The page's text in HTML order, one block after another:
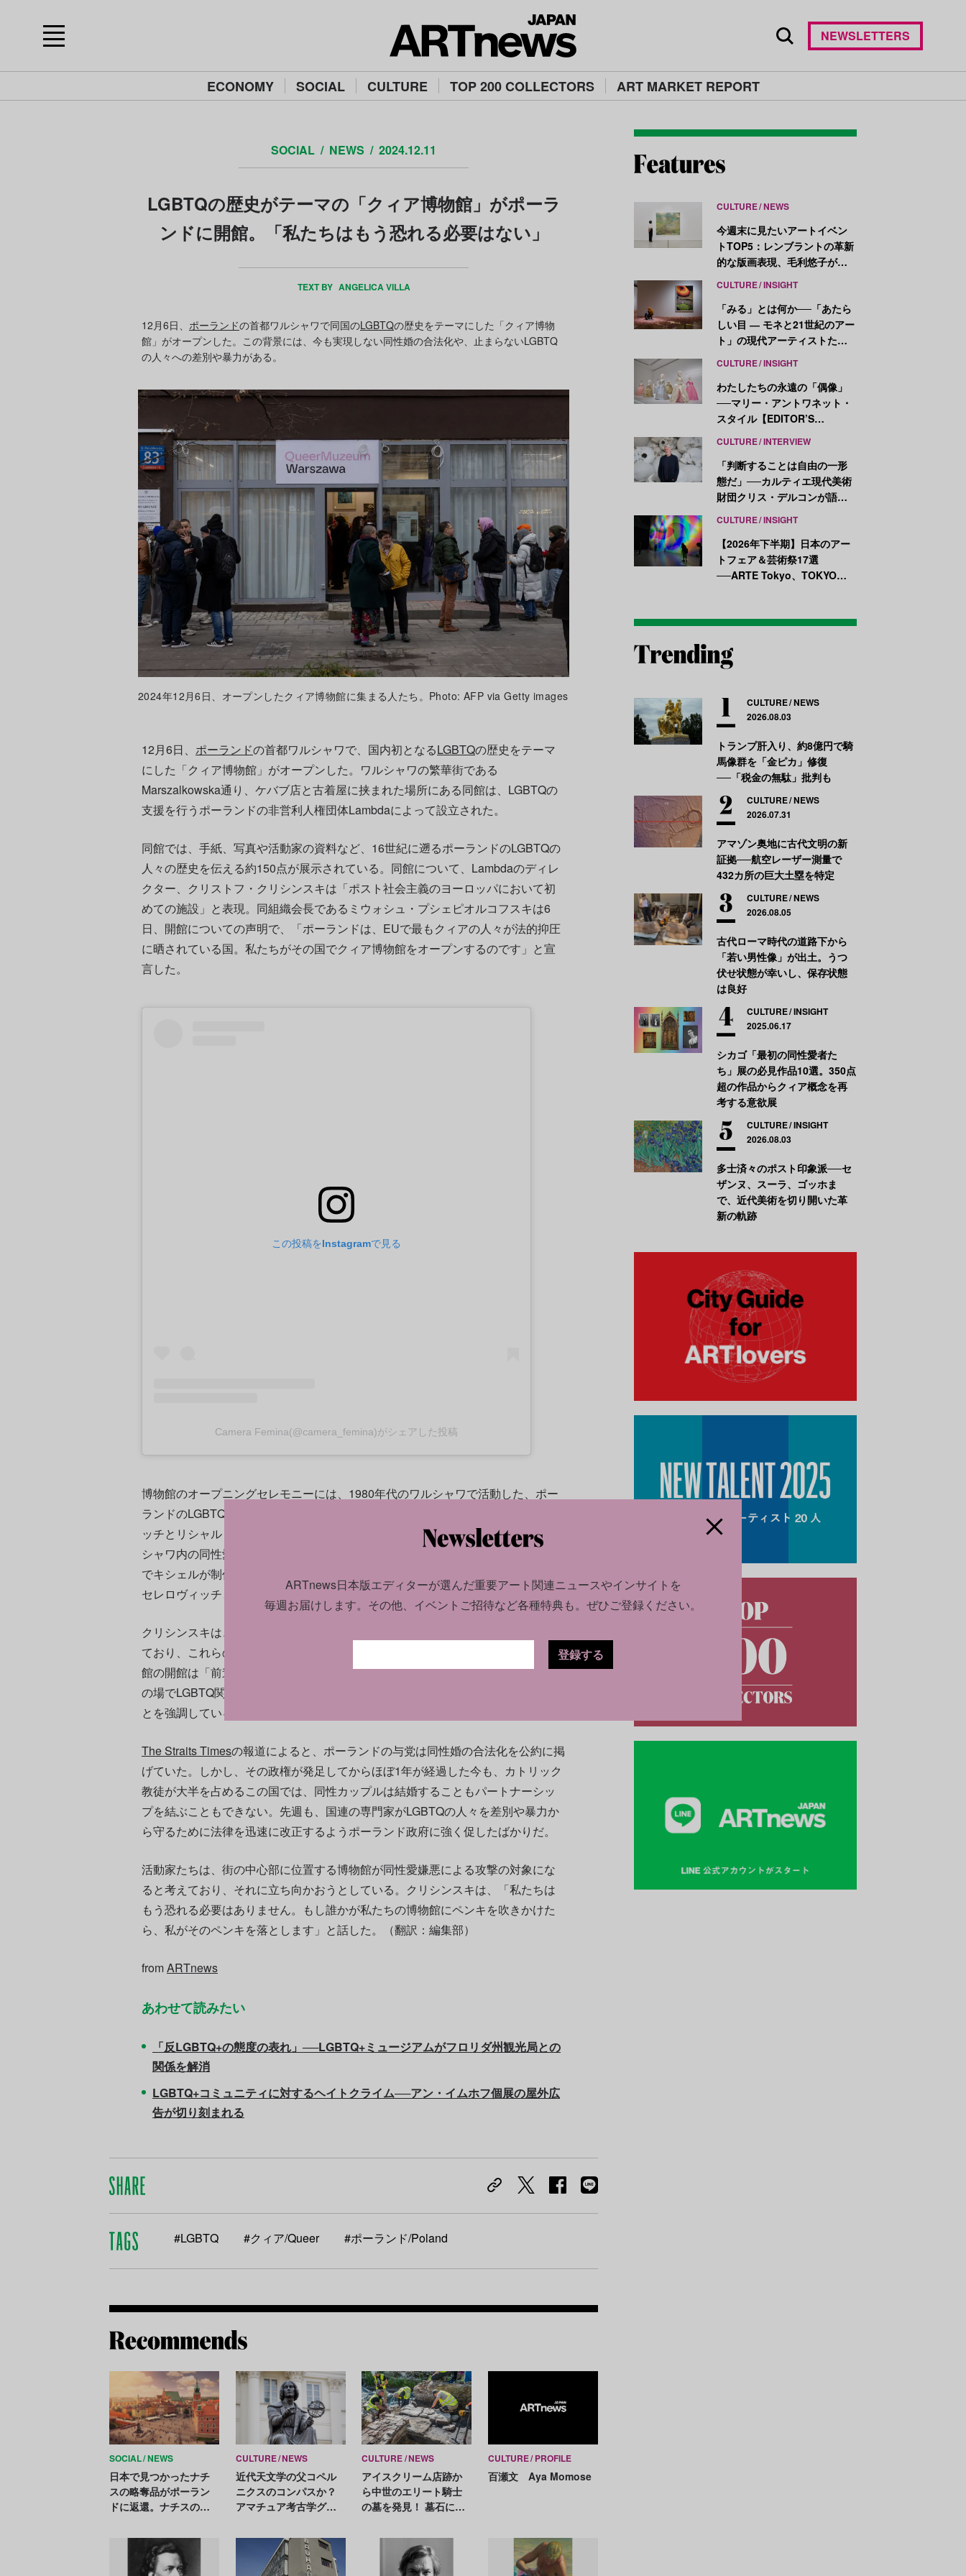
ECONOMY SOCIAL CULTURE TOP 200 COLLECTORS ART MARKET REPORT
NEWSLETTERS
SOCIAL NEWS 2024.12.11
LGBTQの歴史がテーマの「クィア博物館」がポーラ
ンドに開館。「私たちはもう恐れる必要はない」
TEXT BY ANGELICA VILLA
12月6日、 ポーランドの首都ワルシャワで同国のLGBTQの歴史をテーマにした「クィア博物
館」がオープンした。この背景には、今も実現しない同性婚の合法化や、止まらないLGBTQ
の人々への差別や暴力がある。
2024年12月6日、オープンしたクィア博物館に集まる人たち。Photo: AFP via Getty images
12月6日、 ポーランドの首都ワルシャワで、国内初となるLGBTQの歴史をテーマ
にした「クィア博物館」がオープンした。ワルシャワの繁華街である
Marszalkowska通り、ケバブ店と古着屋に挟まれた場所にある同館は、LGBTQの
支援を行うポーランドの非営利人権団体Lambdaによって設立された。
同館では、手紙、写真や活動家の資料など、16世紀に遡るポーランドのLGBTQの
人々の歴史を伝える約150点が展示されている。同館について、Lambdaのディレ
クター、クリストフ・クリシンスキは「ポスト社会主義のヨーロッパにおいて初
めての施設」と表現。同組織会長であるミウォシュ・プシェピオルコフスキは6
日、開館についての声明で、「ポーランドは、EUで最もクィアの人々が法的抑圧
に晒されている国。私たちがその国でクィア博物館をオープンするのです」と宣
言した。
この投稿をInstagramで見る
Camera Femina(@camera_femina)がシェアした投稿
博物館のオープニングセレモニーには、1980年代のワルシャワで活動した、ポー
ランドのLGBTQ活動家界の先駆者的存在である作家のアンドジェイ・セレロヴィ
ッチとリシャルト・キシェルが参加。80年代当時、ポーランドの治安当局はワル
シャワ内の同性愛者の男性の情報を調べ、行動を管理していた。今回、そんな中
でキシェルが制作・配布したセーフセックスのルールを書いたリーフレットと、
セレロヴィッチとパートナーの写真が寄贈された。
クリシンスキは、ポーランドのLGBTQ関連の資料の多くが未公開のまま破棄され
ており、これらの資料を保存することがいかに困難であったかを説明。そして同
館の開館は「前進」であると主張した。だが、同国のクィアの活動家たちは、公
の場でLGBTQ関連の資料を展示することに対して依然として法的な障害があるこ
とを強調している。
The Straits Timesの報道によると、ポーランドの与党は同性婚の合法化を公約に掲
げていた。しかし、その政権が発足してからほぼ1年が経過した今も、カトリック
教徒が大半を占めるこの国では、同性カップルは結婚することもパートナーシッ
プを結ぶこともできない。先週も、国連の専門家がLGBTQの人々を差別や暴力か
ら守るために法律を迅速に改正するようポーランド政府に強く促したばかりだ。
活動家たちは、街の中心部に位置する博物館が同性愛嫌悪による攻撃の対象にな
ると考えており、それに立ち向かおうとしている。クリシンスキは、「私たちは
もう恐れる必要はありません。もし誰かが私たちの博物館にペンキを吹きかけた
ら、私がそのペンキを落とします」と話した。（翻訳：編集部）
fromARTnews
あわせて読みたい
「反LGBTQ+の態度の表れ」──LGBTQ+ミュージアムがフロリダ州観光局との
関係を解消
LGBTQ+コミュニティに対するヘイトクライム──アン・イムホフ個展の屋外広
告が切り刻まれる
#LGBTQ #クィア/Queer #ポーランド/Poland
SOCIAL NEWS
日本で見つかったナチ
スの略奪品がポーラン
ドに返還。ナチスのリ
い16世紀の絵画《聖母
CULTURE NEWS
近代天文学の父コペル
ニクスのコンパスか？
アマチュア考古学グル
CULTURE NEWS
アイスクリーム店跡か
ら中世のエリート騎士
の墓を発見！ 墓石には
レリーフ
CULTURE PROFILE
百瀬文 Aya Momose
CULTURE NEWS
今週末に見たいアートイベン
トTOP5：レンブラントの革新
的な版画表現、毛利悠子がヴ
CULTURE INSIGHT
「みる」とは何か──「あたら
しい目 ― モネと21世紀のアー
ト」の現代アーティストたち
CULTURE INSIGHT
わたしたちの永遠の「偶像」
──マリー・アントワネット・
スタイル【EDITOR’S
CULTURE INTERVIEW
「判断することは自由の一形
態だ」──カルティエ現代美術
財団クリス・デルコンが語
CULTURE INSIGHT
【2026年下半期】日本のアー
トフェア＆芸術祭17選
──ARTE Tokyo、TOKYO
CULTURE NEWS
2026.08.03
トランプ肝入り、約8億円で騎
馬像群を「金ピカ」修復
──「税金の無駄」批判も
CULTURE NEWS
2026.07.31
アマゾン奥地に古代文明の新
証拠──航空レーザー測量で
432カ所の巨大土塁を特定
CULTURE NEWS
2026.08.05
古代ローマ時代の道路下から
「若い男性像」が出土。うつ
伏せ状態が幸いし、保存状態
は良好
CULTURE INSIGHT
2025.06.17
シカゴ「最初の同性愛者た
ち」展の必見作品10選。350点
超の作品からクィア概念を再
考する意欲展
CULTURE INSIGHT
2026.08.03
多士済々のポスト印象派──セ
ザンヌ、スーラ、ゴッホま
で、近代美術を切り開いた革
新の軌跡
ARTnews日本版エディターが選んだ重要アート関連ニュースやインサイトを
毎週お届けします。 その他、イベントご招待など各種特典も。ぜひご登録ください。
登録する